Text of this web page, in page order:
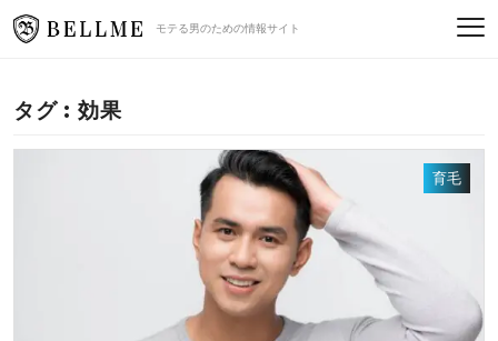
モテる男のための情報サイト
タグ : 効果
育毛